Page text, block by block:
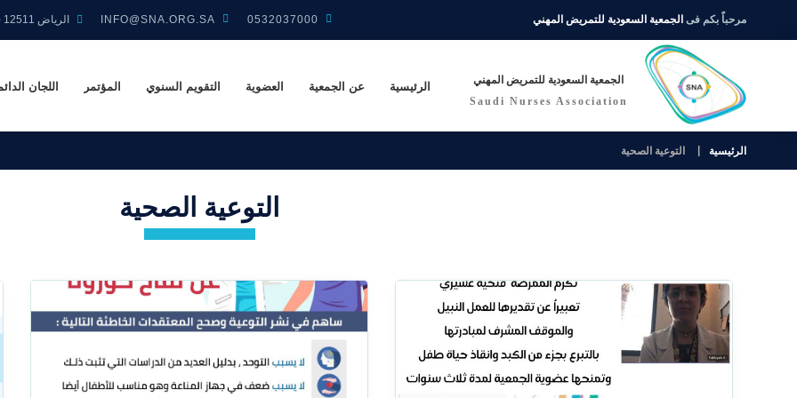
مرحباً بكم فى الجمعية السعودية للتمريض المهني 0532037000
INFO@SNA.ORG.SA الرياض 12511 - 3158 المملكة العربية السعودية
الجمعية السعودية للتمريض المهني
Saudi Nurses Association
الرئيسية عن الجمعية العضوية التقويم السنوي المؤتمر اللجان
الرئيسية التوعية الصحية
التوعية الصحية